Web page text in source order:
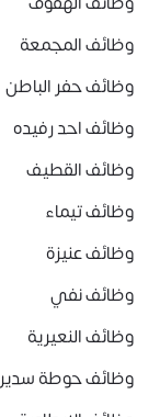
وظائف المجمعة
وظائف حفر الباطن
وظائف احد رفيده
وظائف القطيف
وظائف تيماء
وظائف عنيزة
وظائف نفي
وظائف النعيرية
وظائف حوطة سدير